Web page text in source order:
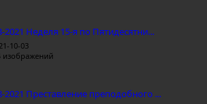
2021 Неделя 15-я по Пятидесятни...
10-03
изображений
2021 Преставление преподобного ...